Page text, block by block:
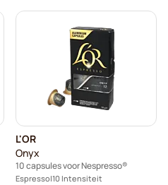
L'OR
Onyx
10 capsules voor Nespresso®
Espresso 10 Intensiteit